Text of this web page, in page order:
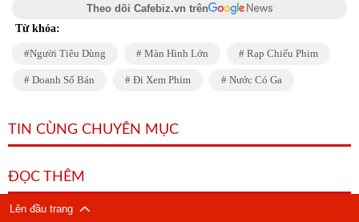
Theo dõi Cafebiz.vn trên
Từ khóa:
Người Tiêu Dùng Màn Hình Lớn Rạp Chiếu Phim
Doanh Số Bán Đi Xem Phim Nước Có Ga
TIN CÙNG CHUYÊN MỤC
ĐỌC THÊM
Lên đầu trang